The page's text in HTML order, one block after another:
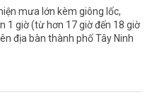
mưa lớn kèm giông lốc,
1 giờ (từ hơn 17 giờ đến 18 giờ
địa bàn thành phố Tây Ninh